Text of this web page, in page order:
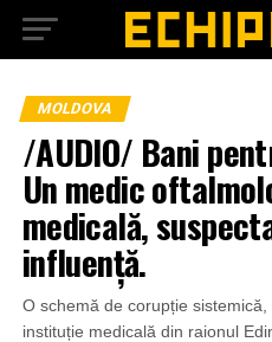
MOLDOVA
/AUDIO/ Bani
Un medic
medicală,
influență.
O schemă de corupție
instituție medicală din raionul